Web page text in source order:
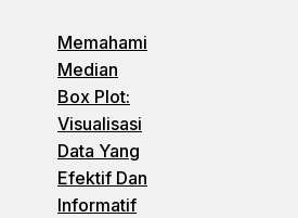
Memahami
Median
Box Plot:
Visualisasi
Data Yang
Efektif Dan
Informatif